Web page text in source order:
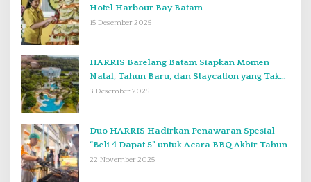
Hotel Harbour Bay Batam
15 Desember 2025
HARRIS Barelang Batam Siapkan Momen
Natal, Tahun Baru, dan Staycation yang Tak
Terlupakan di Desember 2025
3 Desember 2025
Duo HARRIS Hadirkan Penawaran Spesial
“Beli 4 Dapat 5” untuk Acara BBQ Akhir Tahun
22 November 2025